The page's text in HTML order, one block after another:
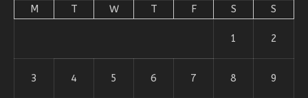
M T W T F S S
1 2
3 4 5 6 7 8 9